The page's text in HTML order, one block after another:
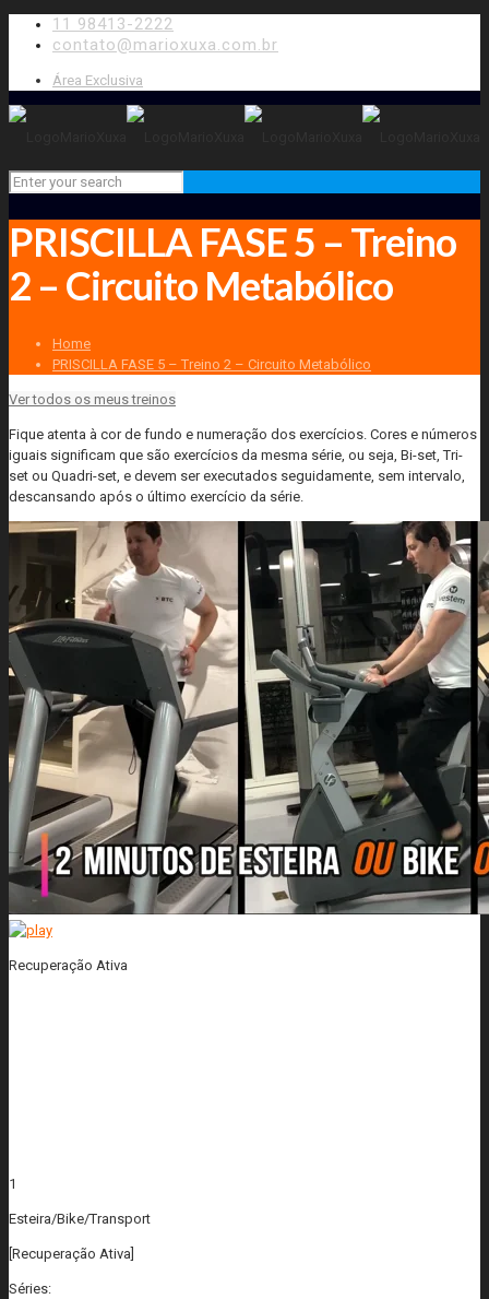
11 98413-2222
contato@marioxuxa.com.br
Área Exclusiva
PRISCILLA FASE 5 – Treino
2 – Circuito Metabólico
Home
PRISCILLA FASE 5 – Treino 2 – Circuito Metabólico
Ver todos os meus treinos
Fique atenta à cor de fundo e numeração dos exercícios. Cores e números
iguais significam que são exercícios da mesma série, ou seja, Bi-set, Tri-
set ou Quadri-set, e devem ser executados seguidamente, sem intervalo,
descansando após o último exercício da série.
Recuperação Ativa
1
Esteira/Bike/Transport
[Recuperação Ativa]
Séries: